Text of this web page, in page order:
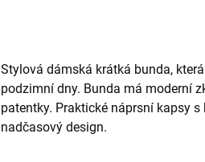
Stylová dámská krátká bunda,
podzimní dny. Bunda má moderní
patentky. Praktické náprsní kapsy
nadčasový design.